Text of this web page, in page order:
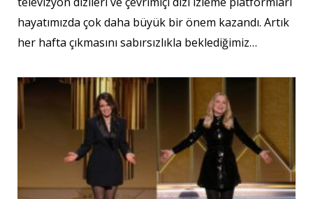
hayatımızda çok daha büyük bir önem kazandı. Artık
her hafta çıkmasını sabırsızlıkla beklediğimiz…